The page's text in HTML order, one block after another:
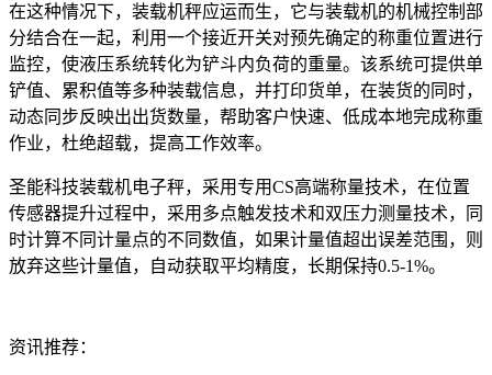
在这种情况下，装载机秤应运而生，它与装载机的机械控制部
分结合在一起，利用一个接近开关对预先确定的称重位置进行
监控，使液压系统转化为铲斗内负荷的重量。该系统可提供单
铲值、累积值等多种装载信息，并打印货单，在装货的同时，
动态同步反映出出货数量，帮助客户快速、低成本地完成称重
作业，杜绝超载，提高工作效率。
圣能科技装载机电子秤，采用专用CS高端称量技术，在位置
传感器提升过程中，采用多点触发技术和双压力测量技术，同
时计算不同计量点的不同数值，如果计量值超出误差范围，则
放弃这些计量值，自动获取平均精度，长期保持0.5-1%。
资讯推荐：